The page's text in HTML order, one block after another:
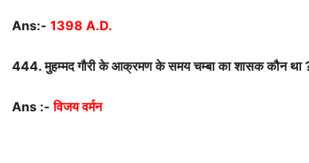
Ans:- 1398 A.D.
444.मुहम्मद गौरी के आक्रमण के समय चम्बा का शासक कौन था
Ans :-विजय वर्मन